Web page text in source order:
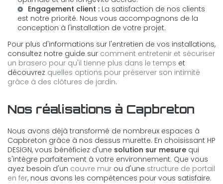
Engagement client : La satisfaction de nos clients
est notre priorité. Nous vous accompagnons de la
conception à l'installation de votre projet.
Pour plus d'informations sur l'entretien de vos installations,
consultez notre guide sur comment entretenir et sécuriser
un brasero pour qu'il tienne plus dans le temps et
découvrez quelles options pour préserver son intimité
grâce à des clôtures de jardin.
Nos réalisations à Capbreton
Nous avons déjà transformé de nombreux espaces à
Capbreton grâce à nos dessus murette. En choisissant HP
DESIGN, vous bénéficiez d'une solution sur mesure qui
s'intègre parfaitement à votre environnement. Que vous
ayez besoin d'un couvre mur ou d'une structure de portail
en fer, nous avons les compétences pour vous satisfaire.